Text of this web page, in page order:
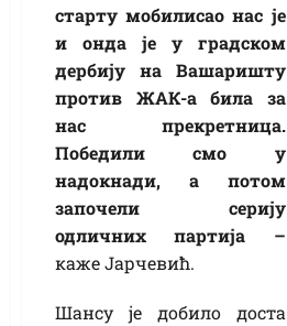
старту мобилисао нас је
и онда је у градском
дербију на Вашаришту
против ЖАК-а била за
нас прекретница.
Победили смо у
надокнади, а потом
започели серију
одличних партија –
каже Јарчевић.
Шансу је добило доста